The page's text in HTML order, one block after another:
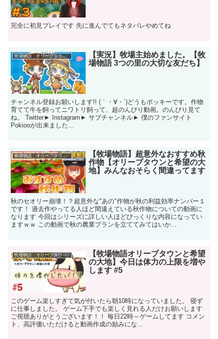
完全に初見プレイです 先に進んでてもネタバレやめてね
牧場物語 オリーブタウンと希望の大地
【実況】牧場主始めました。【牧
場物語 3つの里の大切な友だち】
チャンネル登録お願いします!! (｀・∀・´)どうもポッキーです。作物
育てて牛を飼ってニワトリ飼って、超のんびり動画。のんびり見て
ね。 Twitter► Instagram► サブチャンネル► 僕のファンサイト
Pokiooが出来ました...
牧場物語 オリーブタウンと希望の大地
【牧場物語】超意外なおすすめ秋
作物【オリーブタウンと希望の大
地】みんなおそらく間違ってます
秋のセオリー崩壊！？超意外な"あの"作物が秋の利益効率ナンバー１
です！ 過去作やってる人ほど間違えている秋作物についての動画に
なります 今回はシリーズに詳しい人ほどびっくりな内容になってい
ますｗｗ この動画で秋の農業プランを立ててみてはいか...
牧場物語 オリーブタウンと希望の大地
【牧場物語オリーブタウンと希望
の大地】今日は体力の上限を増や
します #5
このゲーム楽しすぎて気が付いたら朝10時になっていました。 寝ず
に仕事しました。 ゲーム下手でも楽しく見れる人だけお願いします
ご視聴ありがとうございます！！ 毎日22時～ゲームしてます コメン
ト、高評価いただけると動画作成の励みにな...